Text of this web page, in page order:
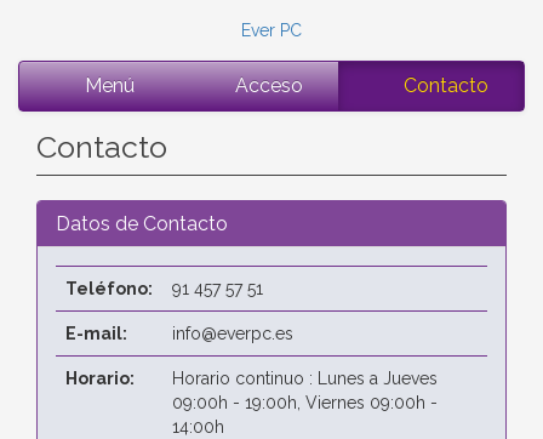
Ever PC
Menú Acceso Contacto
Contacto
Datos de Contacto
Teléfono: 91 457 57 51
E-mail: info@everpc.es
Horario:
Horario continuo : Lunes a Jueves
09:00h - 19:00h, Viernes 09:00h -
14:00h